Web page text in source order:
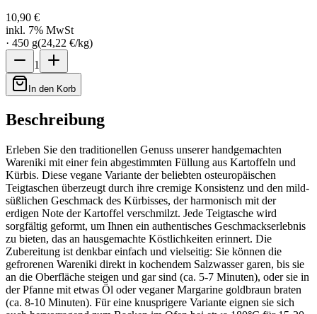
10,90 €
inkl. 7% MwSt
· 450 g(24,22 €/kg)
1
In den Korb
Beschreibung
Erleben Sie den traditionellen Genuss unserer handgemachten
Wareniki mit einer fein abgestimmten Füllung aus Kartoffeln und
Kürbis. Diese vegane Variante der beliebten osteuropäischen
Teigtaschen überzeugt durch ihre cremige Konsistenz und den mild-
süßlichen Geschmack des Kürbisses, der harmonisch mit der
erdigen Note der Kartoffel verschmilzt. Jede Teigtasche wird
sorgfältig geformt, um Ihnen ein authentisches Geschmackserlebnis
zu bieten, das an hausgemachte Köstlichkeiten erinnert. Die
Zubereitung ist denkbar einfach und vielseitig: Sie können die
gefrorenen Wareniki direkt in kochendem Salzwasser garen, bis sie
an die Oberfläche steigen und gar sind (ca. 5-7 Minuten), oder sie in
der Pfanne mit etwas Öl oder veganer Margarine goldbraun braten
(ca. 8-10 Minuten). Für eine knusprigere Variante eignen sie sich